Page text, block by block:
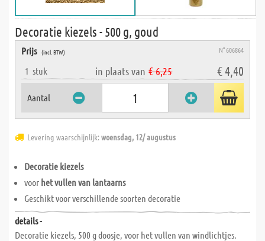
Decoratie kiezels - 500 g, goud
Prijs (incl. BTW) N° 606864
1 stuk in plaats van € 6,25 € 4,40
Aantal
Levering waarschijnlijk:woensdag, 12/ augustus
Decoratie kiezels
voor het vullen van lantaarns
Geschikt voor verschillende soorten decoratie
details -
Decoratie kiezels, 500 g doosje, voor het vullen van windlichtjes.